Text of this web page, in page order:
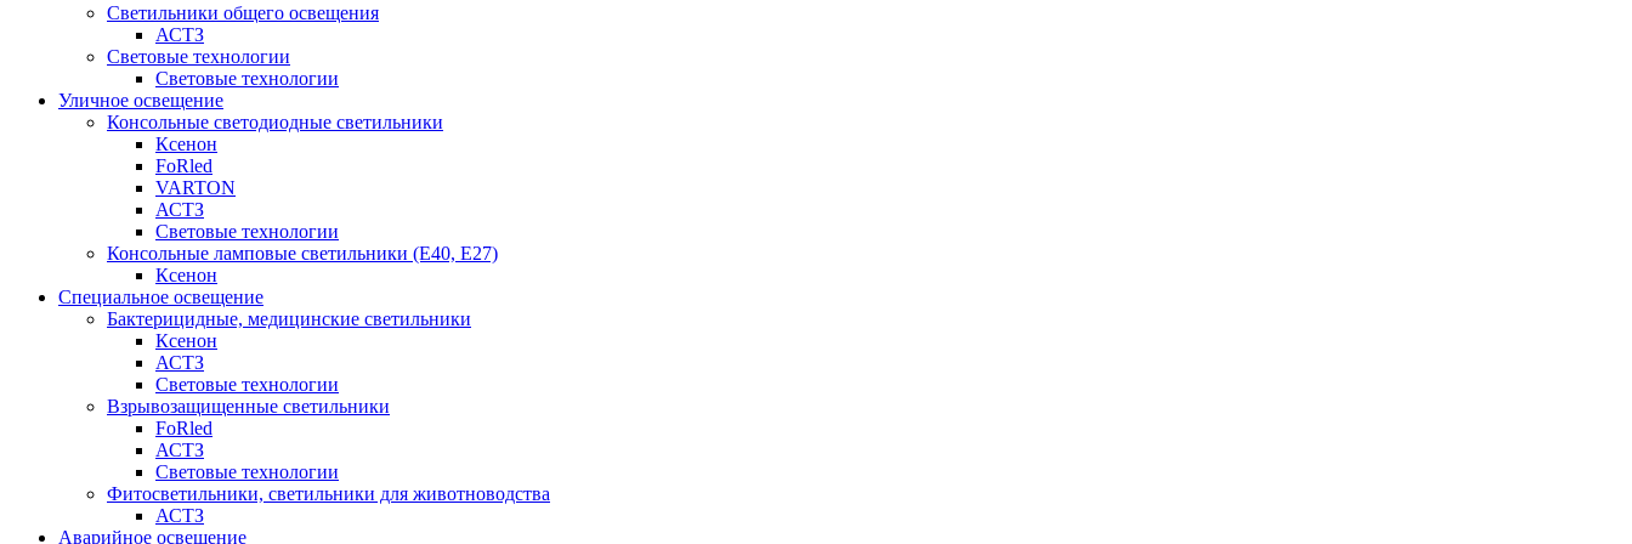
Светильники общего освещения
АСТЗ
Световые технологии
Световые технологии
Уличное освещение
Консольные светодиодные светильники
Ксенон
FoRled
VARTON
АСТЗ
Световые технологии
Консольные ламповые светильники (Е40, Е27)
Ксенон
Специальное освещение
Бактерицидные, медицинские светильники
Ксенон
АСТЗ
Световые технологии
Взрывозащищенные светильники
FoRled
АСТЗ
Световые технологии
Фитосветильники, светильники для животноводства
АСТЗ
Аварийное освещение